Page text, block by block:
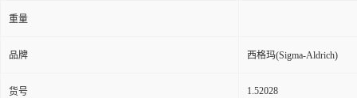
重量
品牌 西格玛(Sigma-Aldrich)
货号 1.52028